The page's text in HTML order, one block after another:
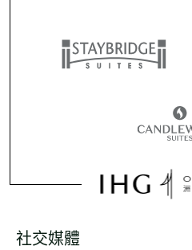
社交媒體